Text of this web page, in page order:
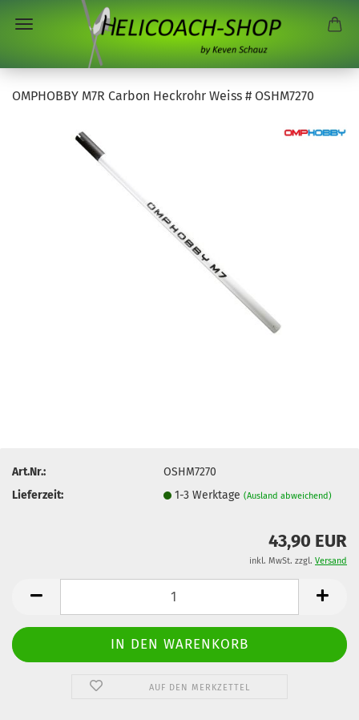
OMPHOBBY M7R Carbon Heckrohr Weiss # OSHM7270
Art.Nr.:
OSHM7270
Lieferzeit:
1-3 Werktage(Ausland abweichend)
43,90 EUR
inkl. MwSt. zzgl. Versand
AUF DEN MERKZETTEL